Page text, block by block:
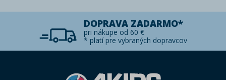
DOPRAVA ZADARMO*
pri nákupe od 60 €
* platí pre vybraných dopravcov